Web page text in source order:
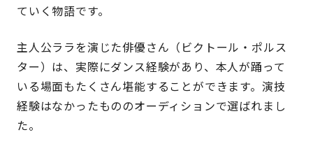
ていく物語です。
主人公ララを演じた俳優さん（ビクトール・ポルス
ター）は、実際にダンス経験があり、本人が踊って
いる場面もたくさん堪能することができます。演技
経験はなかったもののオーディションで選ばれまし
た。